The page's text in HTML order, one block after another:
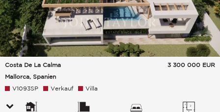
Costa De La Calma
Mallorca, Spanien
3 300 000 EUR
V1093SP Verkauf Villa